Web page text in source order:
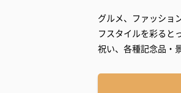
グルメ、ファッショ
フスタイルを彩ると
祝い、各種記念品・